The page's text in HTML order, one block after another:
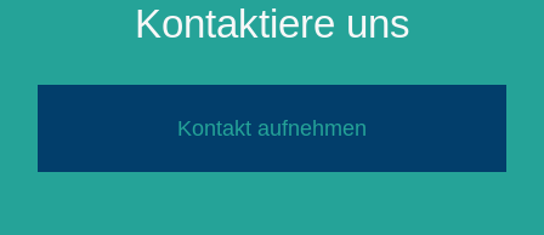
Kontaktiere uns
Kontakt aufnehmen